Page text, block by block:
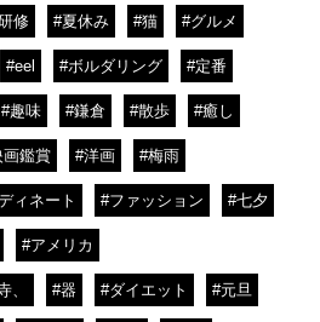
修 #夏休み #猫 #グルメ
#eel #ボルダリング #定番
#趣味 #鎌倉 #散歩 #癒し
画鑑賞 #洋画 #梅雨
ィネート #ファッション #七夕
#アメリカ
、 #器 #ダイエット #元旦